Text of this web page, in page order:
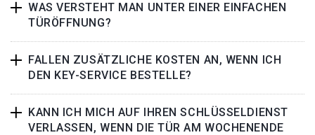
WAS VERSTEHT MAN UNTER EINER EINFACHEN
TÜRÖFFNUNG?
FALLEN ZUSÄTZLICHE KOSTEN AN, WENN ICH
DEN KEY-SERVICE BESTELLE?
KANN ICH MICH AUF IHREN SCHLÜSSELDIENST
VERLASSEN, WENN DIE TÜR AM WOCHENENDE